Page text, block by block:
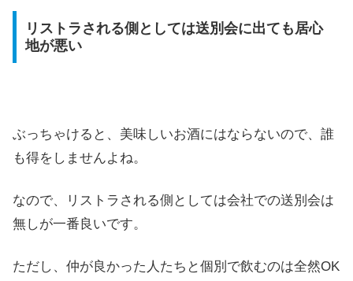
リストラされる側としては送別会に出ても居心
地が悪い
ぶっちゃけると、美味しいお酒にはならないので、誰
も得をしませんよね。
なので、リストラされる側としては会社での送別会は
無しが一番良いです。
ただし、仲が良かった人たちと個別で飲むのは全然OK